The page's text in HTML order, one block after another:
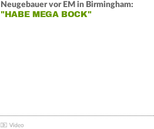
Neugebauer vor EM in Birmingham:
"HABE MEGA BOCK"